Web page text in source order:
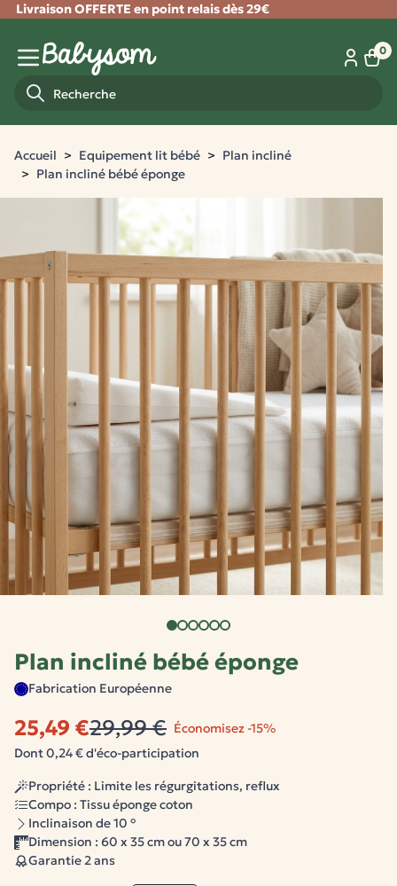
Livraison OFFERTE en point relais dès 29€
Fermer
Menu mobile
0
Accueil Equipement lit bébé
Plan incliné
Plan incliné bébé éponge
Plan incliné bébé éponge
Fabrication Européenne
25,49 €29,99 € Économisez -15%
Dont 0,24 € d'éco-participation
Propriété : Limite les régurgitations, reflux
Compo : Tissu éponge coton
Inclinaison de 10 °
Dimension : 60 x 35 cm ou 70 x 35 cm
Garantie 2 ans